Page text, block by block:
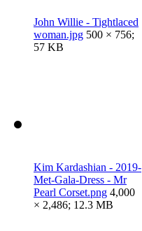
John Willie - Tightlaced
woman.jpg 500 × 756;
57 KB
Kim Kardashian - 2019-
Met-Gala-Dress - Mr
Pearl Corset.png 4,000
× 2,486; 12.3 MB